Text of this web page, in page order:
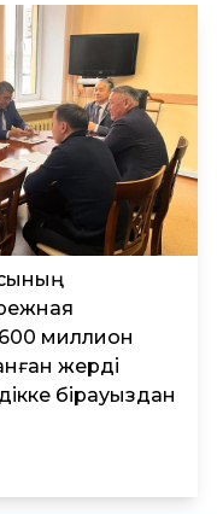
миллион
жерді
бірауыздан